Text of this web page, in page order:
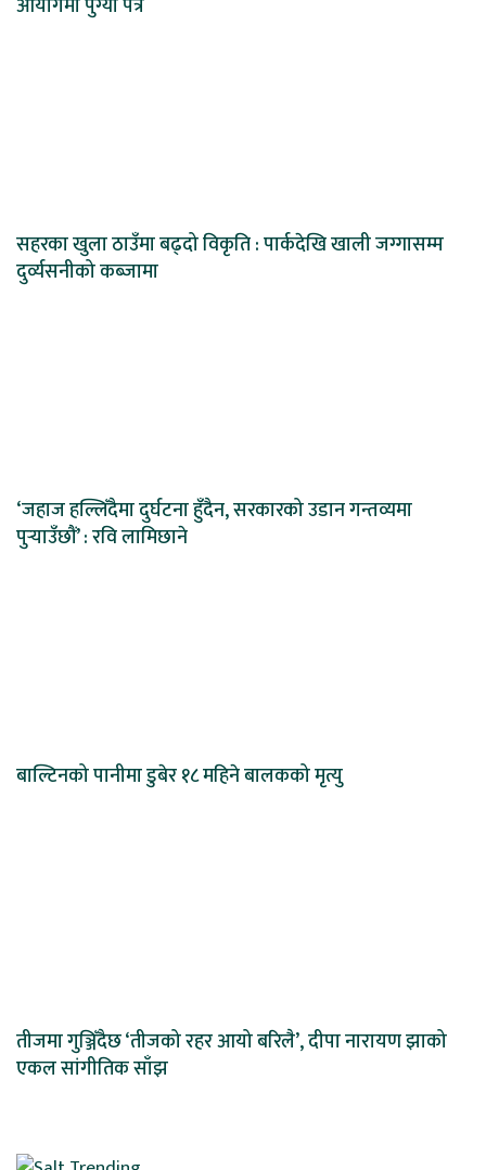
आयोगमा पुग्यो पत्र
सहरका खुला ठाउँमा बढ्दो विकृति : पार्कदेखि खाली जग्गासम्म
दुर्व्यसनीको कब्जामा
‘जहाज हल्लिँदैमा दुर्घटना हुँदैन, सरकारको उडान गन्तव्यमा
पुर्‍याउँछौं’ : रवि लामिछाने
बाल्टिनको पानीमा डुबेर १८ महिने बालकको मृत्यु
तीजमा गुञ्जिँदैछ ‘तीजको रहर आयो बरिलै’, दीपा नारायण झाको
एकल सांगीतिक साँझ